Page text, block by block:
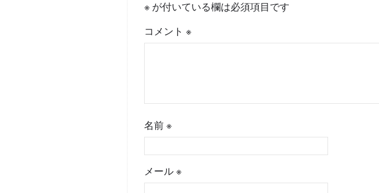
※ が付いている欄は必須項目です
コメント※
名前※
メール※